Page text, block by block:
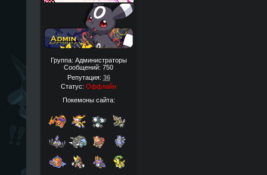
Группа: Администраторы
Сообщений: 750
Репутация: 36
Статус: Оффлайн
Покемоны сайта: